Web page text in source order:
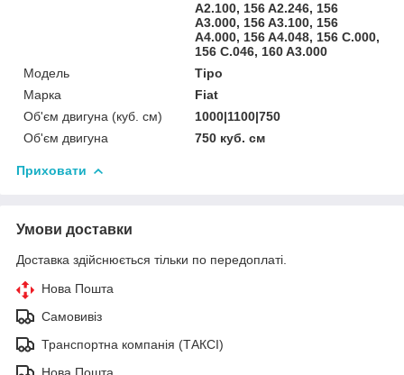
A2.100, 156 A2.246, 156
A3.000, 156 A3.100, 156
A4.000, 156 A4.048, 156 C.000,
156 C.046, 160 A3.000
Мoдель
Tipo
Марка
Fiat
Об'єм двигуна (куб. см)
1000|1100|750
Об'єм двигуна
750 куб. cм
Приховати
Умови доставки
Доставка здійснюється тільки по передоплаті.
Нова Пошта
Самовивіз
Транспортна компанія (ТАКСІ)
Нова Пошта